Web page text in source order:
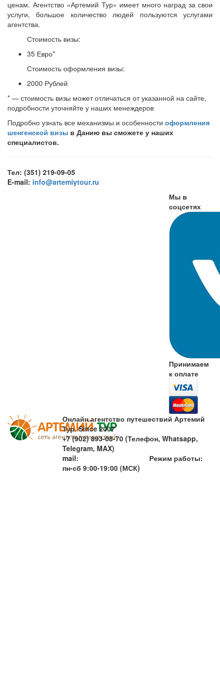
ценам. Агентство «Артемий Тур» имеет много наград за свои
услуги, большое количество людей пользуются услугами
агентства.
Стоимость визы:
35 Евро*
Стоимость оформления визы:
2000 Рублей
* — стоимость визы может отличаться от указанной на сайте,
подробности уточняйте у наших менеждеров
Подробно узнать все механизмы и особенности оформления
шенгенской визы в Данию вы сможете у наших
специалистов.
Тел: (351) 219-09-05
E-mail: info@artemiytour.ru
Мы в
соцсетях
Принимаем
к оплате
Онлайн агентство путешествий Артемий
Тур. Since 2007
+7 (902) 893-08-70 (Телефон, Whatsapp,
Telegram, MAX)
mail:
Режим работы:
пн-сб 9:00-19:00 (МСК)